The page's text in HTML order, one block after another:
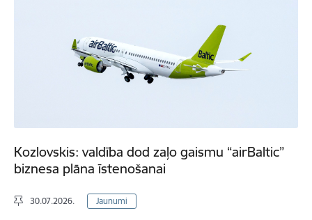
Kozlovskis: valdība dod zaļo gaismu “airBaltic”
biznesa plāna īstenošanai
30.07.2026. Jaunumi